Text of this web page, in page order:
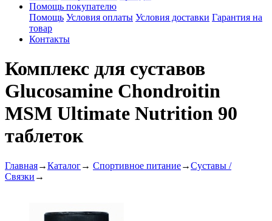
Помощь покупателю
Помощь Условия оплаты Условия доставки Гарантия на
товар
Контакты
Комплекс для суставов
Glucosamine Chondroitin
MSM Ultimate Nutrition 90
таблеток
Главная→Каталог→ Спортивное питание→Суставы /
Связки →